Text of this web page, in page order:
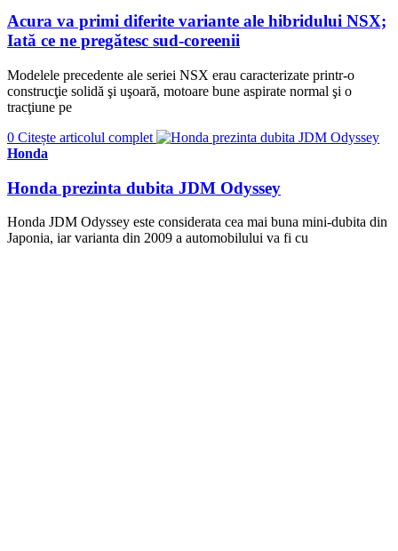
Acura va primi diferite variante ale hibridului NSX;
Iată ce ne pregătesc sud-coreenii
Modelele precedente ale seriei NSX erau caracterizate printr-o
construcţie solidă şi uşoară, motoare bune aspirate normal şi o
tracţiune pe
0 Citește articolul complet
Honda
Honda prezinta dubita JDM Odyssey
Honda JDM Odyssey este considerata cea mai buna mini-dubita din
Japonia, iar varianta din 2009 a automobilului va fi cu